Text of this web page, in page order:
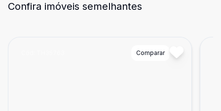
Confira imóveis semelhantes
Comparar